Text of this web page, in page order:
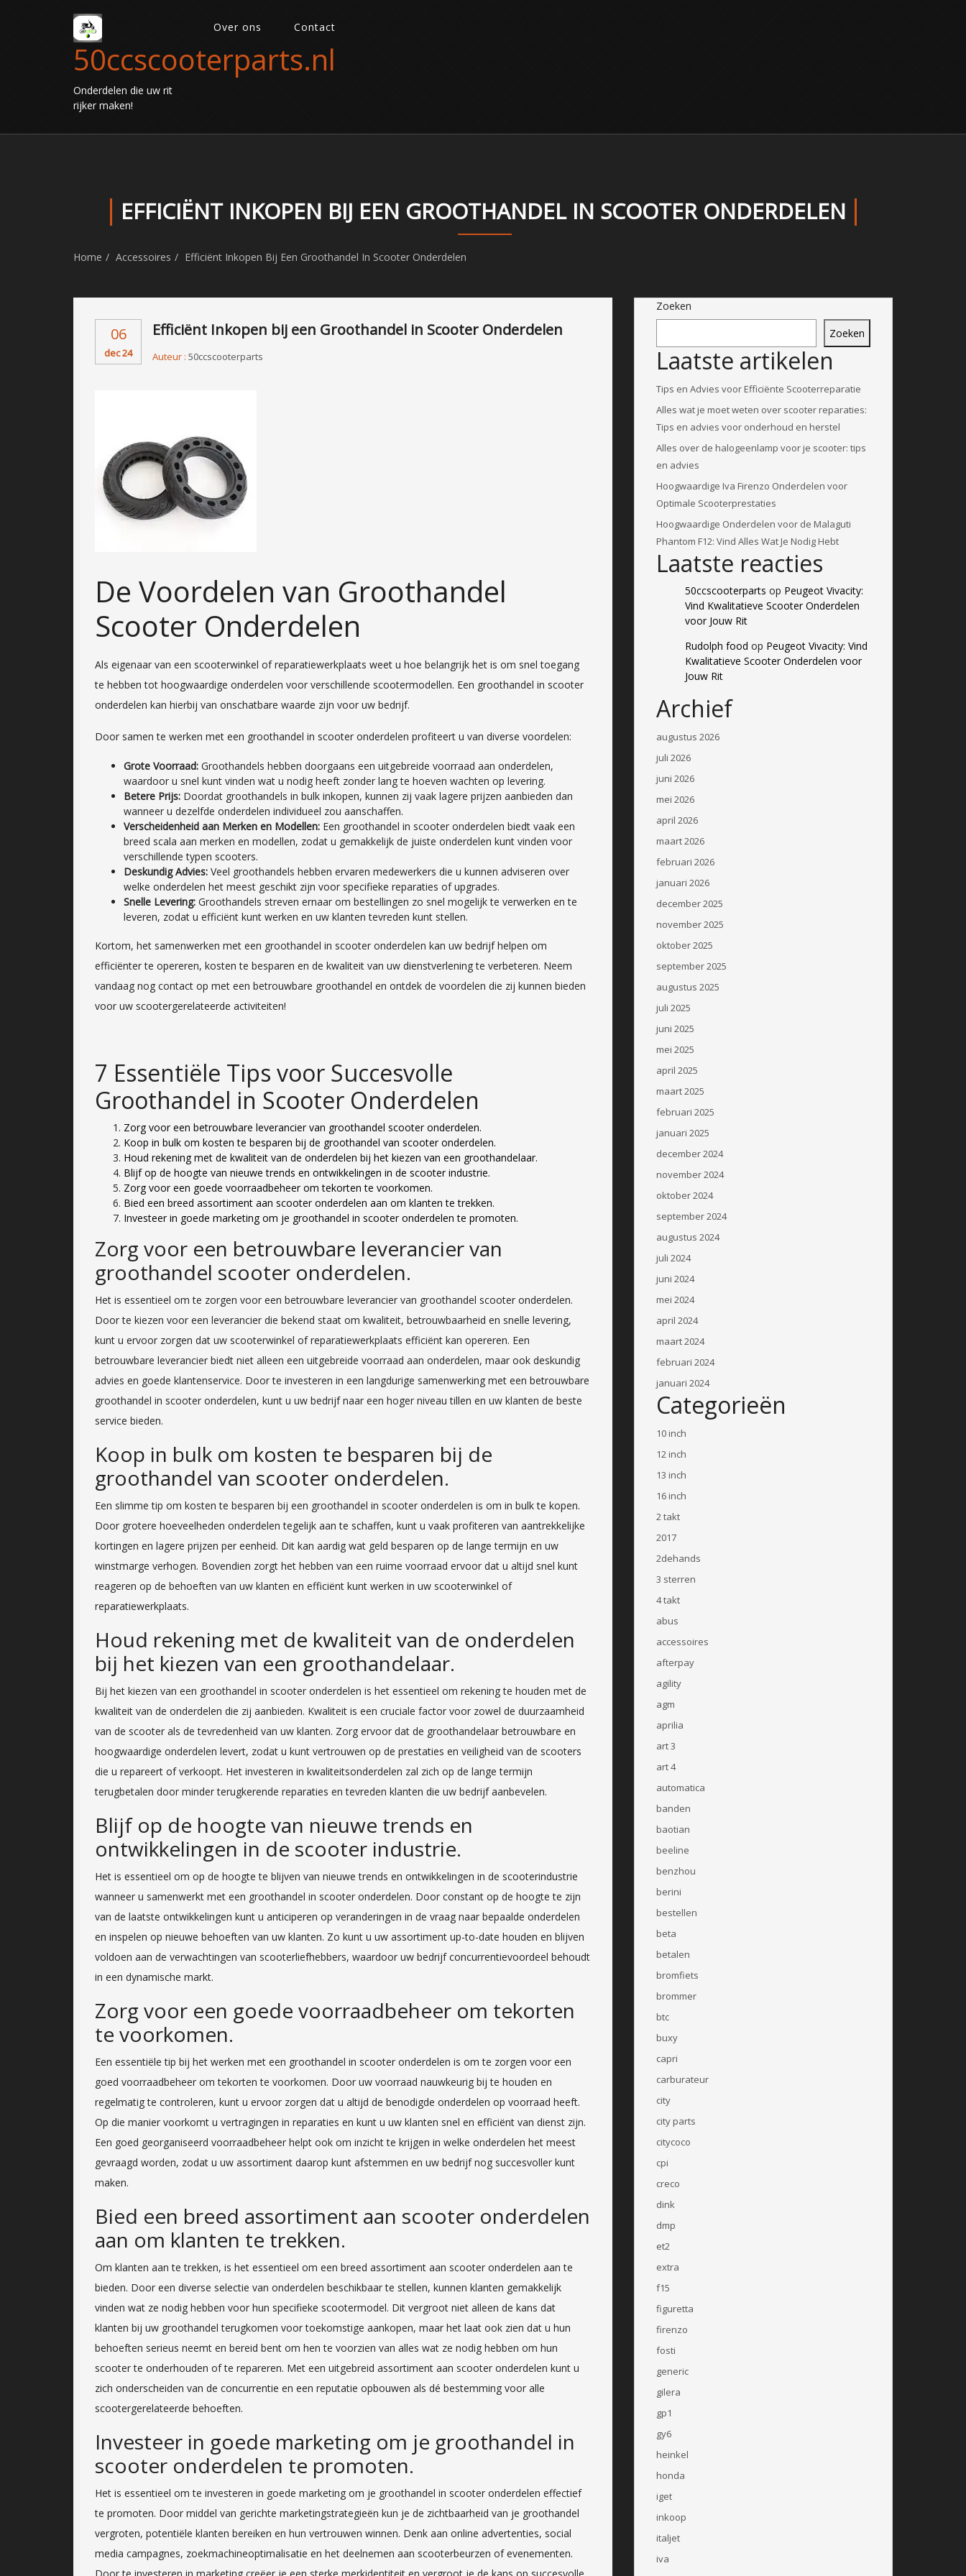
50ccscooterparts.nl
Onderdelen die uw rit
rijker maken!
Over ons Contact
EFFICIËNT INKOPEN BIJ EEN GROOTHANDEL IN SCOOTER ONDERDELEN
Home Accessoires Efficiënt Inkopen Bij Een Groothandel In Scooter Onderdelen
06
dec 24
Efficiënt Inkopen bij een Groothandel in Scooter Onderdelen
Auteur : 50ccscooterparts
De Voordelen van Groothandel
Scooter Onderdelen
Als eigenaar van een scooterwinkel of reparatiewerkplaats weet u hoe belangrijk het is om snel toegang
te hebben tot hoogwaardige onderdelen voor verschillende scootermodellen. Een groothandel in scooter
onderdelen kan hierbij van onschatbare waarde zijn voor uw bedrijf.
Door samen te werken met een groothandel in scooter onderdelen profiteert u van diverse voordelen:
Grote Voorraad: Groothandels hebben doorgaans een uitgebreide voorraad aan onderdelen,
waardoor u snel kunt vinden wat u nodig heeft zonder lang te hoeven wachten op levering.
Betere Prijs: Doordat groothandels in bulk inkopen, kunnen zij vaak lagere prijzen aanbieden dan
wanneer u dezelfde onderdelen individueel zou aanschaffen.
Verscheidenheid aan Merken en Modellen: Een groothandel in scooter onderdelen biedt vaak een
breed scala aan merken en modellen, zodat u gemakkelijk de juiste onderdelen kunt vinden voor
verschillende typen scooters.
Deskundig Advies: Veel groothandels hebben ervaren medewerkers die u kunnen adviseren over
welke onderdelen het meest geschikt zijn voor specifieke reparaties of upgrades.
Snelle Levering: Groothandels streven ernaar om bestellingen zo snel mogelijk te verwerken en te
leveren, zodat u efficiënt kunt werken en uw klanten tevreden kunt stellen.
Kortom, het samenwerken met een groothandel in scooter onderdelen kan uw bedrijf helpen om
efficiënter te opereren, kosten te besparen en de kwaliteit van uw dienstverlening te verbeteren. Neem
vandaag nog contact op met een betrouwbare groothandel en ontdek de voordelen die zij kunnen bieden
voor uw scootergerelateerde activiteiten!
7 Essentiële Tips voor Succesvolle
Groothandel in Scooter Onderdelen
Zorg voor een betrouwbare leverancier van groothandel scooter onderdelen.
Koop in bulk om kosten te besparen bij de groothandel van scooter onderdelen.
Houd rekening met de kwaliteit van de onderdelen bij het kiezen van een groothandelaar.
Blijf op de hoogte van nieuwe trends en ontwikkelingen in de scooter industrie.
Zorg voor een goede voorraadbeheer om tekorten te voorkomen.
Bied een breed assortiment aan scooter onderdelen aan om klanten te trekken.
Investeer in goede marketing om je groothandel in scooter onderdelen te promoten.
Zorg voor een betrouwbare leverancier van
groothandel scooter onderdelen.
Het is essentieel om te zorgen voor een betrouwbare leverancier van groothandel scooter onderdelen.
Door te kiezen voor een leverancier die bekend staat om kwaliteit, betrouwbaarheid en snelle levering,
kunt u ervoor zorgen dat uw scooterwinkel of reparatiewerkplaats efficiënt kan opereren. Een
betrouwbare leverancier biedt niet alleen een uitgebreide voorraad aan onderdelen, maar ook deskundig
advies en goede klantenservice. Door te investeren in een langdurige samenwerking met een betrouwbare
groothandel in scooter onderdelen, kunt u uw bedrijf naar een hoger niveau tillen en uw klanten de beste
service bieden.
Koop in bulk om kosten te besparen bij de
groothandel van scooter onderdelen.
Een slimme tip om kosten te besparen bij een groothandel in scooter onderdelen is om in bulk te kopen.
Door grotere hoeveelheden onderdelen tegelijk aan te schaffen, kunt u vaak profiteren van aantrekkelijke
kortingen en lagere prijzen per eenheid. Dit kan aardig wat geld besparen op de lange termijn en uw
winstmarge verhogen. Bovendien zorgt het hebben van een ruime voorraad ervoor dat u altijd snel kunt
reageren op de behoeften van uw klanten en efficiënt kunt werken in uw scooterwinkel of
reparatiewerkplaats.
Houd rekening met de kwaliteit van de onderdelen
bij het kiezen van een groothandelaar.
Bij het kiezen van een groothandel in scooter onderdelen is het essentieel om rekening te houden met de
kwaliteit van de onderdelen die zij aanbieden. Kwaliteit is een cruciale factor voor zowel de duurzaamheid
van de scooter als de tevredenheid van uw klanten. Zorg ervoor dat de groothandelaar betrouwbare en
hoogwaardige onderdelen levert, zodat u kunt vertrouwen op de prestaties en veiligheid van de scooters
die u repareert of verkoopt. Het investeren in kwaliteitsonderdelen zal zich op de lange termijn
terugbetalen door minder terugkerende reparaties en tevreden klanten die uw bedrijf aanbevelen.
Blijf op de hoogte van nieuwe trends en
ontwikkelingen in de scooter industrie.
Het is essentieel om op de hoogte te blijven van nieuwe trends en ontwikkelingen in de scooterindustrie
wanneer u samenwerkt met een groothandel in scooter onderdelen. Door constant op de hoogte te zijn
van de laatste ontwikkelingen kunt u anticiperen op veranderingen in de vraag naar bepaalde onderdelen
en inspelen op nieuwe behoeften van uw klanten. Zo kunt u uw assortiment up-to-date houden en blijven
voldoen aan de verwachtingen van scooterliefhebbers, waardoor uw bedrijf concurrentievoordeel behoudt
in een dynamische markt.
Zorg voor een goede voorraadbeheer om tekorten
te voorkomen.
Een essentiële tip bij het werken met een groothandel in scooter onderdelen is om te zorgen voor een
goed voorraadbeheer om tekorten te voorkomen. Door uw voorraad nauwkeurig bij te houden en
regelmatig te controleren, kunt u ervoor zorgen dat u altijd de benodigde onderdelen op voorraad heeft.
Op die manier voorkomt u vertragingen in reparaties en kunt u uw klanten snel en efficiënt van dienst zijn.
Een goed georganiseerd voorraadbeheer helpt ook om inzicht te krijgen in welke onderdelen het meest
gevraagd worden, zodat u uw assortiment daarop kunt afstemmen en uw bedrijf nog succesvoller kunt
maken.
Bied een breed assortiment aan scooter onderdelen
aan om klanten te trekken.
Om klanten aan te trekken, is het essentieel om een breed assortiment aan scooter onderdelen aan te
bieden. Door een diverse selectie van onderdelen beschikbaar te stellen, kunnen klanten gemakkelijk
vinden wat ze nodig hebben voor hun specifieke scootermodel. Dit vergroot niet alleen de kans dat
klanten bij uw groothandel terugkomen voor toekomstige aankopen, maar het laat ook zien dat u hun
behoeften serieus neemt en bereid bent om hen te voorzien van alles wat ze nodig hebben om hun
scooter te onderhouden of te repareren. Met een uitgebreid assortiment aan scooter onderdelen kunt u
zich onderscheiden van de concurrentie en een reputatie opbouwen als dé bestemming voor alle
scootergerelateerde behoeften.
Investeer in goede marketing om je groothandel in
scooter onderdelen te promoten.
Het is essentieel om te investeren in goede marketing om je groothandel in scooter onderdelen effectief
te promoten. Door middel van gerichte marketingstrategieën kun je de zichtbaarheid van je groothandel
vergroten, potentiële klanten bereiken en hun vertrouwen winnen. Denk aan online advertenties, social
media campagnes, zoekmachineoptimalisatie en het deelnemen aan scooterbeurzen of evenementen.
Door te investeren in marketing creëer je een sterke merkidentiteit en vergroot je de kans op succesvolle
Zoeken
Zoeken
Laatste artikelen
Tips en Advies voor Efficiënte Scooterreparatie
Alles wat je moet weten over scooter reparaties:
Tips en advies voor onderhoud en herstel
Alles over de halogeenlamp voor je scooter: tips
en advies
Hoogwaardige Iva Firenzo Onderdelen voor
Optimale Scooterprestaties
Hoogwaardige Onderdelen voor de Malaguti
Phantom F12: Vind Alles Wat Je Nodig Hebt
Laatste reacties
50ccscooterparts op Peugeot Vivacity:
Vind Kwalitatieve Scooter Onderdelen
voor Jouw Rit
Rudolph food op Peugeot Vivacity: Vind
Kwalitatieve Scooter Onderdelen voor
Jouw Rit
Archief
augustus 2026
juli 2026
juni 2026
mei 2026
april 2026
maart 2026
februari 2026
januari 2026
december 2025
november 2025
oktober 2025
september 2025
augustus 2025
juli 2025
juni 2025
mei 2025
april 2025
maart 2025
februari 2025
januari 2025
december 2024
november 2024
oktober 2024
september 2024
augustus 2024
juli 2024
juni 2024
mei 2024
april 2024
maart 2024
februari 2024
januari 2024
Categorieën
10 inch
12 inch
13 inch
16 inch
2 takt
2017
2dehands
3 sterren
4 takt
abus
accessoires
afterpay
agility
agm
aprilia
art 3
art 4
automatica
banden
baotian
beeline
benzhou
berini
bestellen
beta
betalen
bromfiets
brommer
btc
buxy
capri
carburateur
city
city parts
citycoco
cpi
creco
dink
dmp
et2
extra
f15
figuretta
firenzo
fosti
generic
gilera
gp1
gy6
heinkel
honda
iget
inkoop
italjet
iva